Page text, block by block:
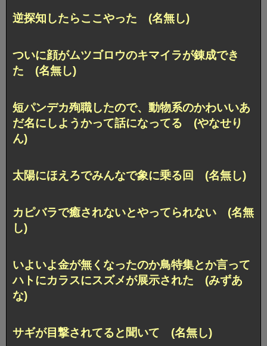
逆探知したらここやった (名無し)
ついに顔がムツゴロウのキマイラが錬成でき
た (名無し)
短パンデカ殉職したので、動物系のかわいいあ
だ名にしようかって話になってる (やなせり
ん)
太陽にほえろでみんなで象に乗る回 (名無し)
カピバラで癒されないとやってられない (名無
し)
いよいよ金が無くなったのか鳥特集とか言って
ハトにカラスにスズメが展示された (みずあ
な)
サギが目撃されてると聞いて (名無し)